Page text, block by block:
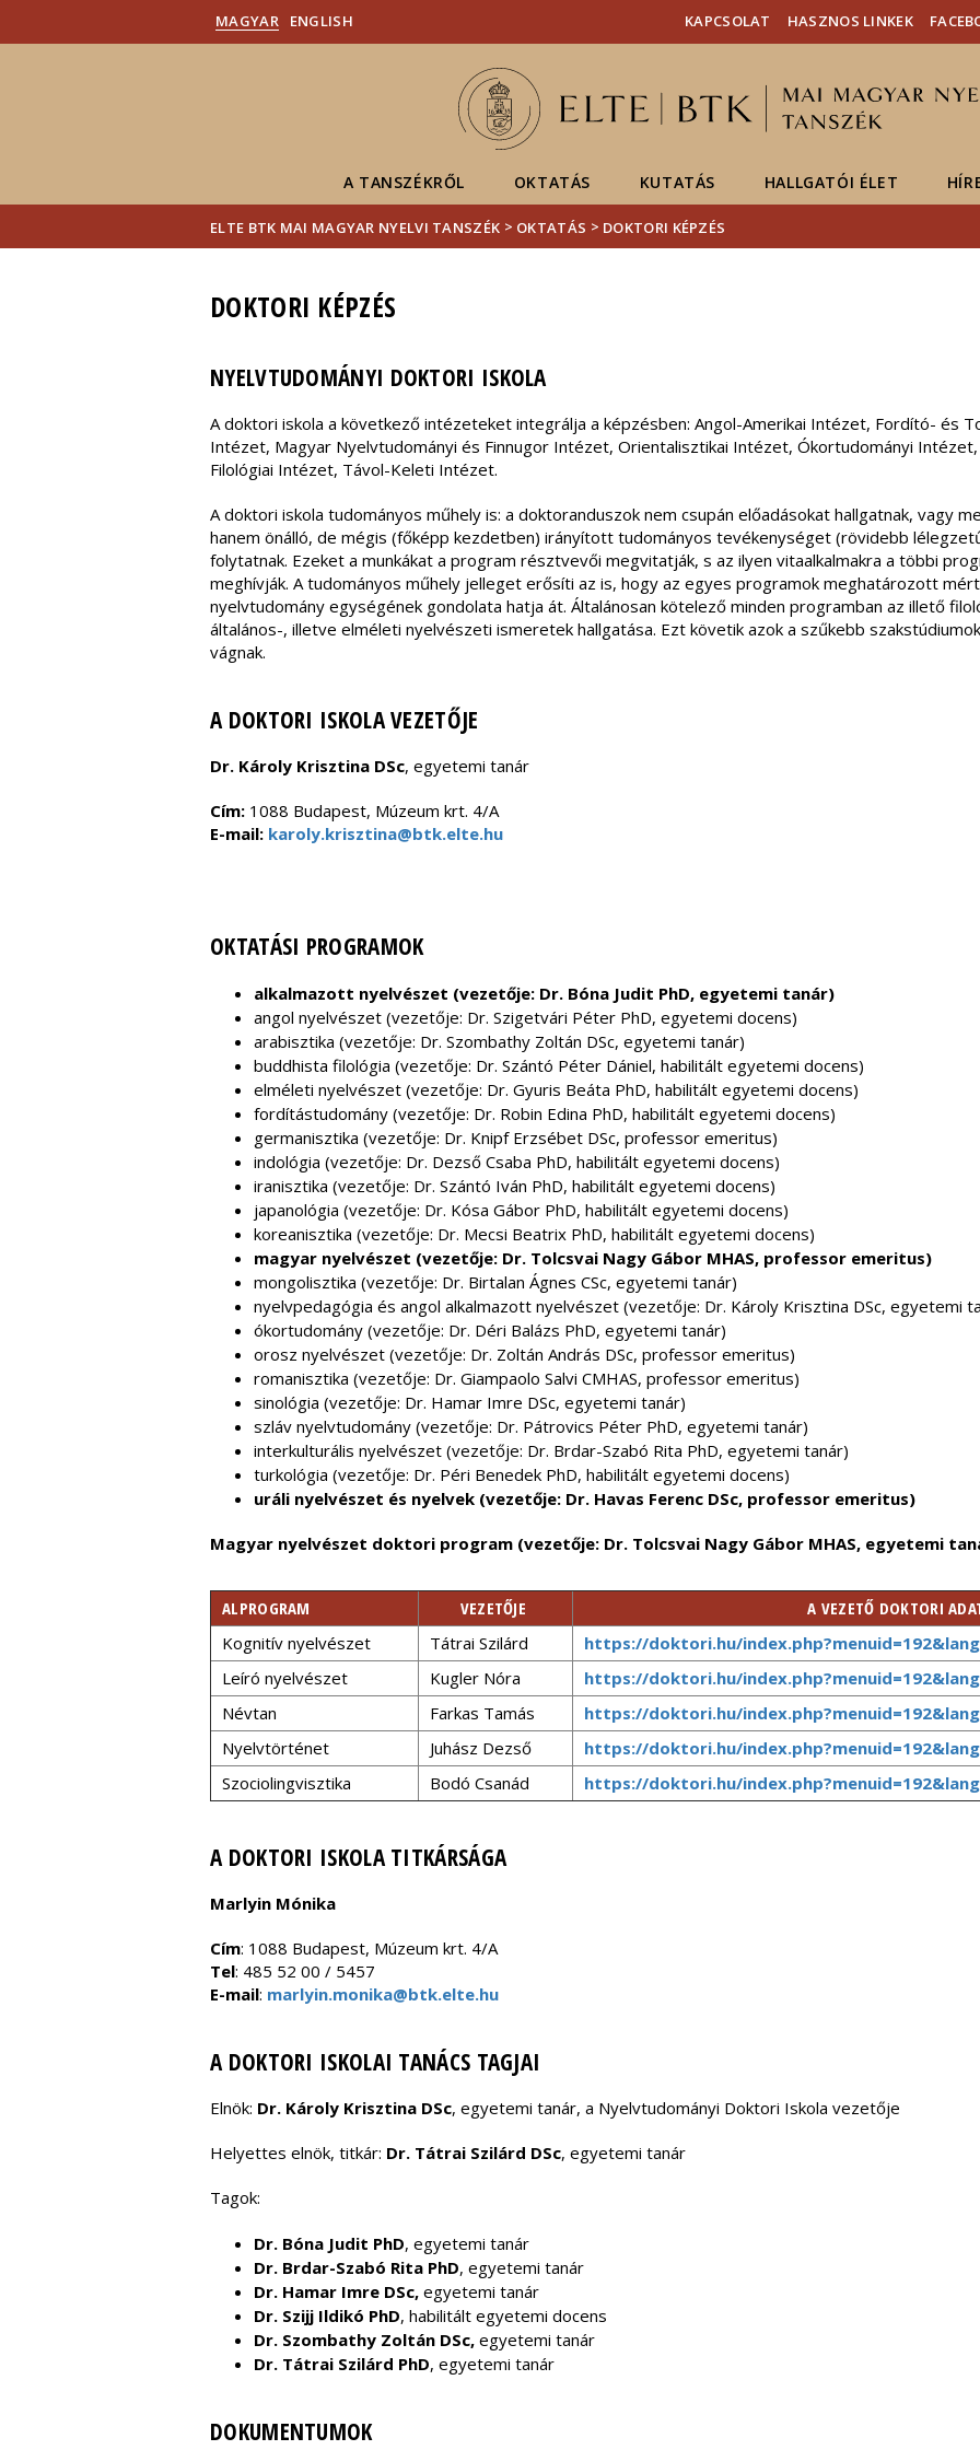
Hírek
Események
ELTE a
MAGYAR ENGLISH KAPCSOLAT HASZNOS LINKEK
A TANSZÉKRŐL OKTATÁS KUTATÁS HALLGATÓI ÉLET
ELTE BTK MAI MAGYAR NYELVI TANSZÉK > OKTATÁS > DOKTORI KÉPZÉS
DOKTORI KÉPZÉS
NYELVTUDOMÁNYI DOKTORI ISKOLA
A doktori iskola a következő intézeteket integrálja a képzésben: Angol-Amerikai Intézet, Fordító- és
Intézet, Magyar Nyelvtudományi és Finnugor Intézet, Orientalisztikai Intézet, Ókortudományi
Filológiai Intézet, Távol-Keleti Intézet.
A doktori iskola tudományos műhely is: a doktoranduszok nem csupán előadásokat hallgatnak, vagy
hanem önálló, de mégis (főképp kezdetben) irányított tudományos tevékenységet (rövidebb
folytatnak. Ezeket a munkákat a program résztvevői megvitatják, s az ilyen vitaalkalmakra a többi
meghívják. A tudományos műhely jelleget erősíti az is, hogy az egyes programok meghatározott
nyelvtudomány egységének gondolata hatja át. Általánosan kötelező minden programban az illető
általános-, illetve elméleti nyelvészeti ismeretek hallgatása. Ezt követik azok a szűkebb
vágnak.
A DOKTORI ISKOLA VEZETŐJE
Dr. Károly Krisztina DSc, egyetemi tanár
Cím: 1088 Budapest, Múzeum krt. 4/A
E-mail: karoly.krisztina@btk.elte.hu
OKTATÁSI PROGRAMOK
alkalmazott nyelvészet (vezetője: Dr. Bóna Judit PhD, egyetemi tanár)
angol nyelvészet (vezetője: Dr. Szigetvári Péter PhD, egyetemi docens)
arabisztika (vezetője: Dr. Szombathy Zoltán DSc, egyetemi tanár)
buddhista filológia (vezetője: Dr. Szántó Péter Dániel, habilitált egyetemi docens)
elméleti nyelvészet (vezetője: Dr. Gyuris Beáta PhD, habilitált egyetemi docens)
fordítástudomány (vezetője: Dr. Robin Edina PhD, habilitált egyetemi docens)
germanisztika (vezetője: Dr. Knipf Erzsébet DSc, professor emeritus)
indológia (vezetője: Dr. Dezső Csaba PhD, habilitált egyetemi docens)
iranisztika (vezetője: Dr. Szántó Iván PhD, habilitált egyetemi docens)
japanológia (vezetője: Dr. Kósa Gábor PhD, habilitált egyetemi docens)
koreanisztika (vezetője: Dr. Mecsi Beatrix PhD, habilitált egyetemi docens)
magyar nyelvészet (vezetője: Dr. Tolcsvai Nagy Gábor MHAS, professor emeritus)
mongolisztika (vezetője: Dr. Birtalan Ágnes CSc, egyetemi tanár)
nyelvpedagógia és angol alkalmazott nyelvészet (vezetője: Dr. Károly Krisztina DSc, egyetemi
ókortudomány (vezetője: Dr. Déri Balázs PhD, egyetemi tanár)
orosz nyelvészet (vezetője: Dr. Zoltán András DSc, professor emeritus)
romanisztika (vezetője: Dr. Giampaolo Salvi CMHAS, professor emeritus)
sinológia (vezetője: Dr. Hamar Imre DSc, egyetemi tanár)
szláv nyelvtudomány (vezetője: Dr. Pátrovics Péter PhD, egyetemi tanár)
interkulturális nyelvészet (vezetője: Dr. Brdar-Szabó Rita PhD, egyetemi tanár)
turkológia (vezetője: Dr. Péri Benedek PhD, habilitált egyetemi docens)
uráli nyelvészet és nyelvek (vezetője: Dr. Havas Ferenc DSc, professor emeritus)
Magyar nyelvészet doktori program (vezetője: Dr. Tolcsvai Nagy Gábor MHAS, egyetemi
ALPROGRAM VEZETŐJE
A VEZETŐ DOKTORI
Kognitív nyelvészet
Tátrai Szilárd
https://doktori.hu/
Leíró nyelvészet
Kugler Nóra
https://doktori.hu/
Névtan
Farkas Tamás
https://doktori.hu/
Nyelvtörténet
Juhász Dezső
https://doktori.hu/
Szociolingvisztika
Bodó Csanád https://doktori.hu/
A DOKTORI ISKOLA TITKÁRSÁGA
Marlyin Mónika
Cím: 1088 Budapest, Múzeum krt. 4/A
Tel: 485 52 00 / 5457
E-mail: marlyin.monika@btk.elte.hu
A DOKTORI ISKOLAI TANÁCS TAGJAI
Elnök: Dr. Károly Krisztina DSc, egyetemi tanár, a Nyelvtudományi Doktori Iskola vezetője
Helyettes elnök, titkár: Dr. Tátrai Szilárd DSc, egyetemi tanár
Tagok:
Dr. Bóna Judit PhD, egyetemi tanár
Dr. Brdar-Szabó Rita PhD, egyetemi tanár
Dr. Hamar Imre DSc, egyetemi tanár
Dr. Szijj Ildikó PhD, habilitált egyetemi docens
Dr. Szombathy Zoltán DSc, egyetemi tanár
Dr. Tátrai Szilárd PhD, egyetemi tanár
DOKUMENTUMOK